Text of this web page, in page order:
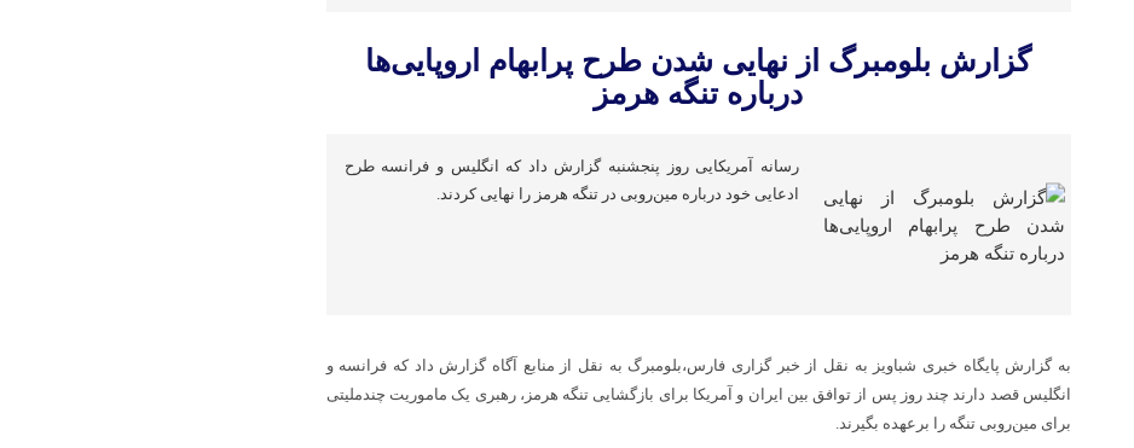
گزارش بلومبرگ از نهایی شدن طرح پرابهام اروپایی‌ها
درباره تنگه هرمز
رسانه آمریکایی روز پنجشنبه گزارش داد که انگلیس و فرانسه طرح
ادعایی خود درباره مین‌روبی در تنگه هرمز را نهایی کردند.
به گزارش پایگاه خبری شباویز به نقل از خبر گزاری فارس،بلومبرگ به نقل از منابع آگاه گزارش داد که فرانسه و
انگلیس قصد دارند چند روز پس از توافق بین ایران و آمریکا برای بازگشایی تنگه هرمز، رهبری یک ماموریت چندملیتی
برای مین‌روبی تنگه را برعهده بگیرند.